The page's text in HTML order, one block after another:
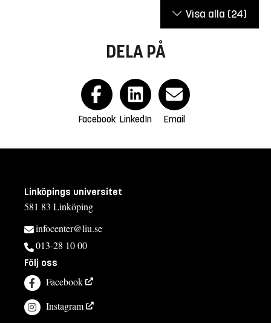
Visa alla (24)
DELA PÅ
Facebook LinkedIn Email
Linköpings universitet
581 83 Linköping
infocenter@liu.se
013-28 10 00
Följ oss
Facebook
Instagram